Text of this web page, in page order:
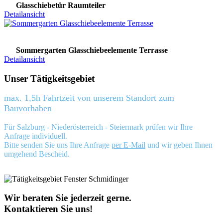
Glasschiebetür Raumteiler
Detailansicht
Sommergarten Glasschiebeelemente Terrasse
Detailansicht
Unser Tätigkeitsgebiet
max. 1,5h Fahrtzeit von unserem Standort zum
Bauvorhaben
Für Salzburg - Niederösterreich - Steiermark prüfen wir Ihre
Anfrage individuell.
Bitte senden Sie uns Ihre Anfrage per E-Mail und wir geben Ihnen
umgehend Bescheid.
Wir beraten Sie jederzeit gerne.
Kontaktieren Sie uns!